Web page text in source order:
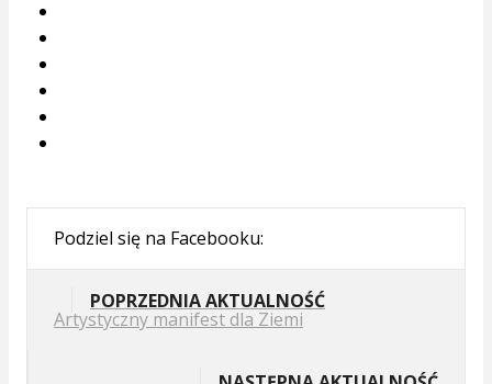
Podziel się na Facebooku:
POPRZEDNIA AKTUALNOŚĆ
Artystyczny manifest dla Ziemi